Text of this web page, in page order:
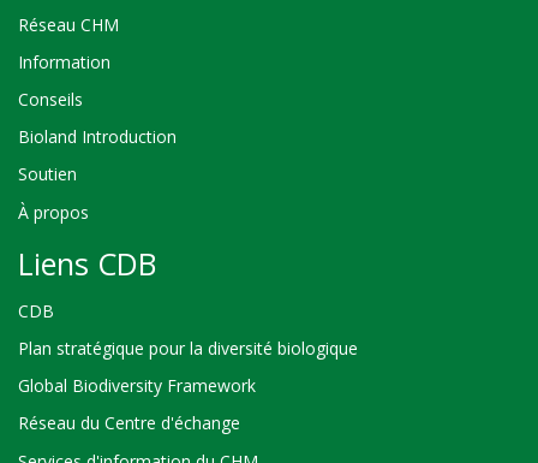
Réseau CHM
Information
Conseils
Bioland Introduction
Soutien
À propos
Liens CDB
CDB
Plan stratégique pour la diversité biologique
Global Biodiversity Framework
Réseau du Centre d'échange